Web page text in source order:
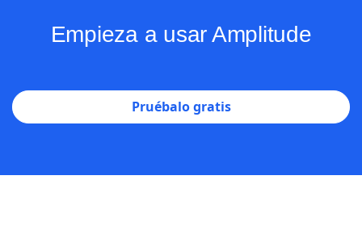
Empieza a usar Amplitude
Pruébalo gratis